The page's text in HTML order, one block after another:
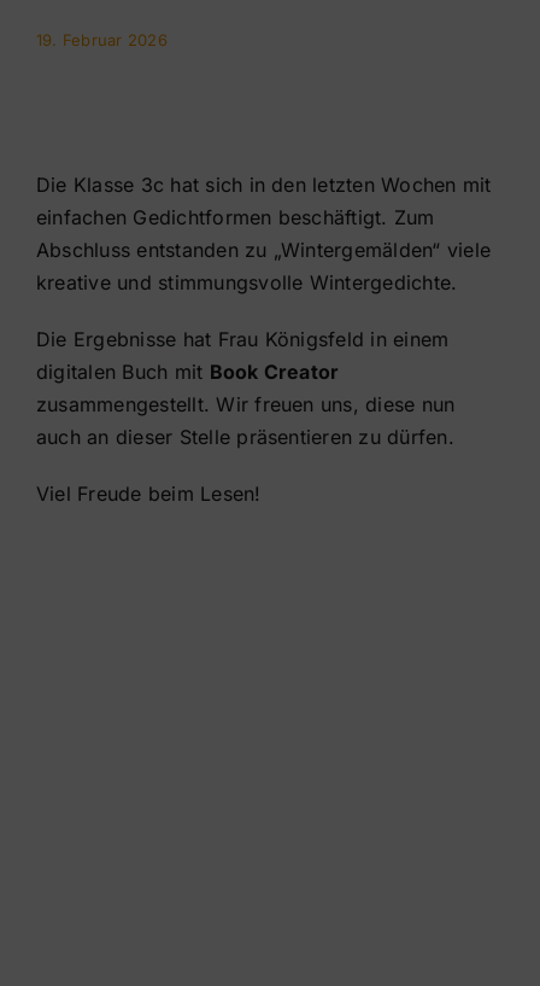
19. Februar 2026
Die Klasse 3c hat sich in den letzten Wochen mit
einfachen Gedichtformen beschäftigt. Zum
Abschluss entstanden zu „Wintergemälden“ viele
kreative und stimmungsvolle Wintergedichte.
Die Ergebnisse hat Frau Königsfeld in einem
digitalen Buch mit Book Creator
zusammengestellt. Wir freuen uns, diese nun
auch an dieser Stelle präsentieren zu dürfen.
Viel Freude beim Lesen!